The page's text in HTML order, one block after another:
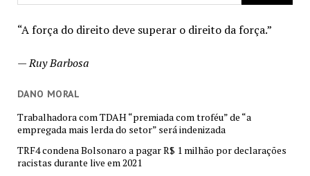
“A força do direito deve superar o direito da força.”
—Ruy Barbosa
DANO MORAL
Trabalhadora com TDAH “premiada com troféu” de “a
empregada mais lerda do setor” será indenizada
TRF4 condena Bolsonaro a pagar R$ 1 milhão por declarações
racistas durante live em 2021